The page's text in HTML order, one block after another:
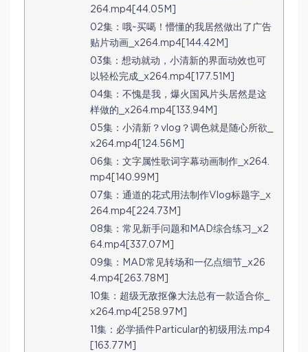
264.mp4[44.05M]
02集：哦~买噶！懵懂的我居然做出了广告
贴片动画_x264.mp4[144.42M]
03集：想动就动，小清新的界面动效也可
以轻松完成_x264.mp4[177.51M]
04集：不愧是我，爆火国风片头居然是这
样做的_x264.mp4[133.94M]
05集：小清新？vlog？调色就是随心所欲_
x264.mp4[124.56M]
06集：文字属性歌词字幕动画制作_x264.
mp4[140.99M]
07集：通道的花式用法制作Vlog标题字_x
264.mp4[224.73M]
08集：常见新手问题和MAD综合练习_x2
64.mp4[337.07M]
09集：MAD常见转场和一亿点细节_x26
4.mp4[263.78M]
10集：超级无敌抠像大法总有一款适合你_
x264.mp4[258.97M]
11集：必学插件Particular的初级用法.mp4
[163.77M]